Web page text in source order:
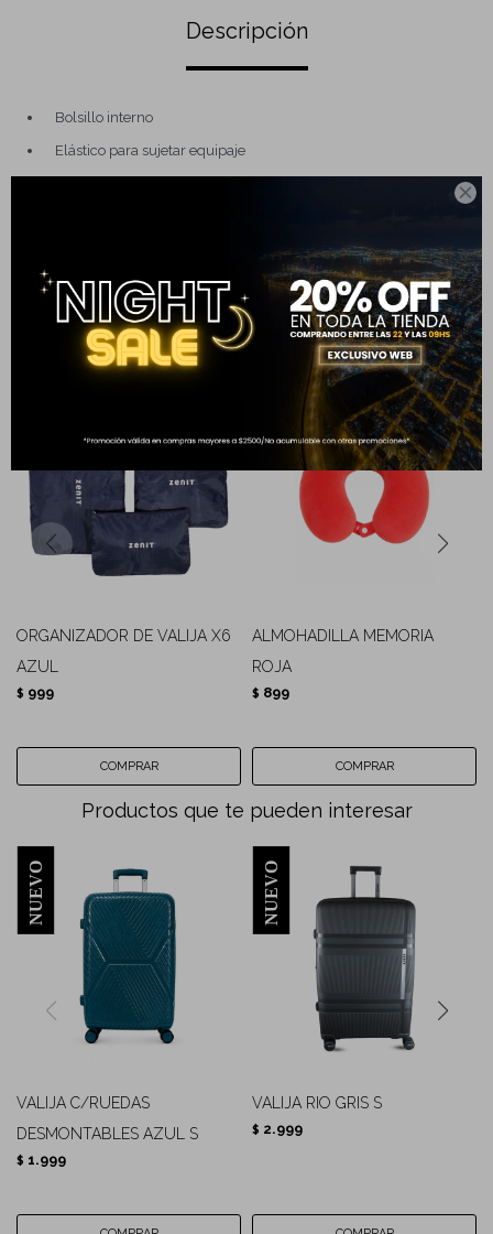

Descripción
Bolsillo interno
Elástico para sujetar equipaje
Completá tu compra
ORGANIZADOR DE VALIJA X6
AZUL
$ 999
ALMOHADILLA MEMORIA
ROJA
$ 899
Productos que te pueden interesar
VALIJA C/RUEDAS
DESMONTABLES AZUL S
$ 1.999
VALIJA RIO GRIS S
$ 2.999